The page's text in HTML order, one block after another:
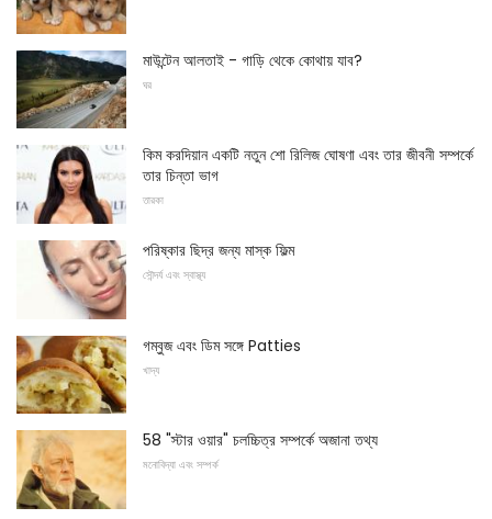
মাউন্টেন আলতাই - গাড়ি থেকে কোথায় যাব?
ঘর
কিম করদিয়ান একটি নতুন শো রিলিজ ঘোষণা এবং তার জীবনী সম্পর্কে
তার চিন্তা ভাগ
তারকা
পরিষ্কার ছিদ্র জন্য মাস্ক ফিল্ম
সৌন্দর্য এবং স্বাস্থ্য
গম্বুজ এবং ডিম সঙ্গে Patties
খাদ্য
58 "স্টার ওয়ার" চলচ্চিত্র সম্পর্কে অজানা তথ্য
মনোবিদ্যা এবং সম্পর্ক